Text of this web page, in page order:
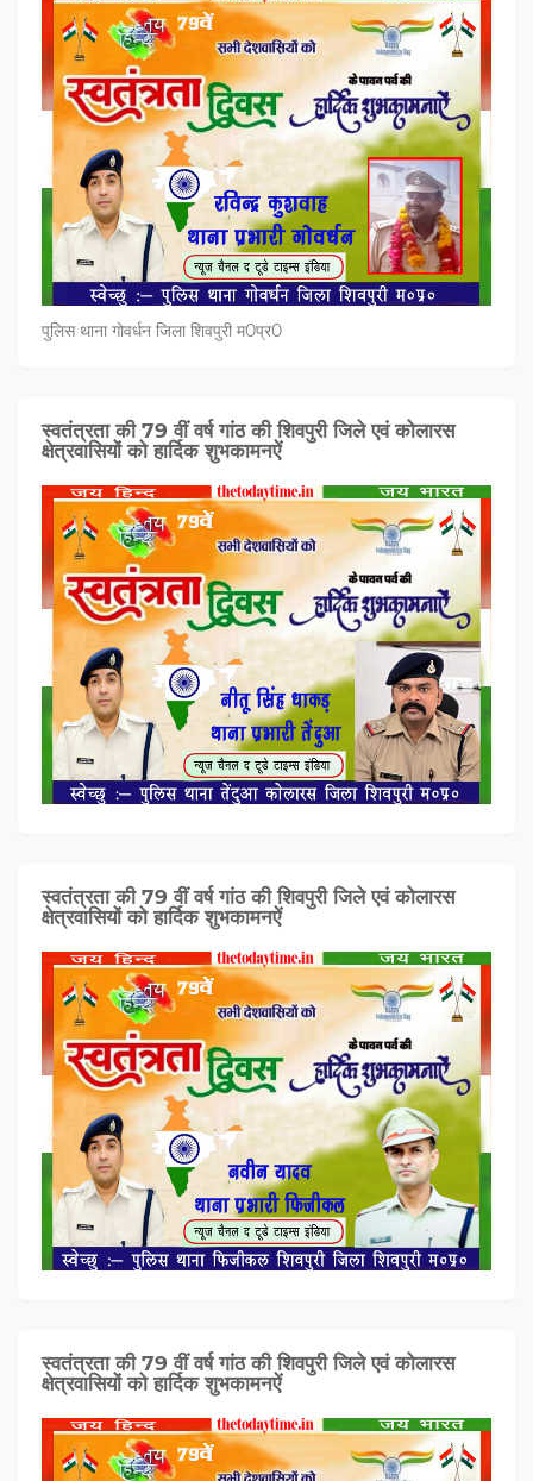
पुलिस थाना गोवर्धन जिला शिवपुरी म0प्र0
स्वतंत्रता की 79 वीं वर्ष गांठ की शिवपुरी जिले एवं कोलारस
क्षेत्रवासियों को हार्दिक शुभकामनऐं
स्वतंत्रता की 79 वीं वर्ष गांठ की शिवपुरी जिले एवं कोलारस
क्षेत्रवासियों को हार्दिक शुभकामनऐं
स्वतंत्रता की 79 वीं वर्ष गांठ की शिवपुरी जिले एवं कोलारस
क्षेत्रवासियों को हार्दिक शुभकामनऐं